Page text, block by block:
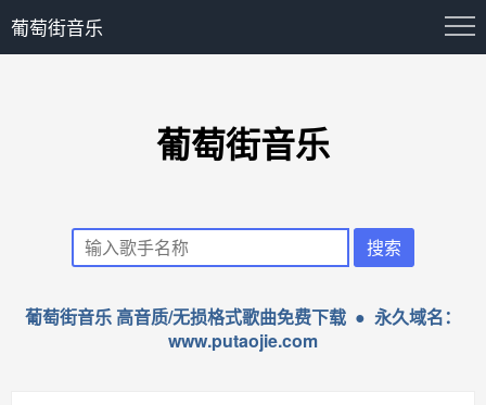
葡萄街音乐
葡萄街音乐
葡萄街音乐 高音质/无损格式歌曲免费下载 ● 永久域名：
www.putaojie.com